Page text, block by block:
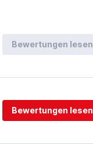
Bewertungen lesen
Bewertungen lesen